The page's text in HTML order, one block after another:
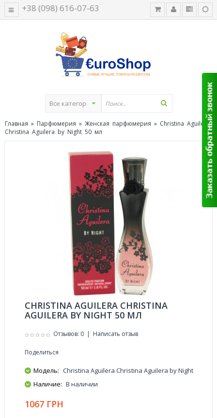
+38 (098) 616-07-63
Главная » Парфюмерия » Женская парфюмерия » Christina Aguilera
Christina Aguilera by Night 50 мл
CHRISTINA AGUILERA CHRISTINA
AGUILERA BY NIGHT 50 МЛ
Отзывов: 0 | Написать отзыв
Поделиться
Модель: Christina Aguilera Christina Aguilera by Night
Наличие: В наличии
1067 ГРН